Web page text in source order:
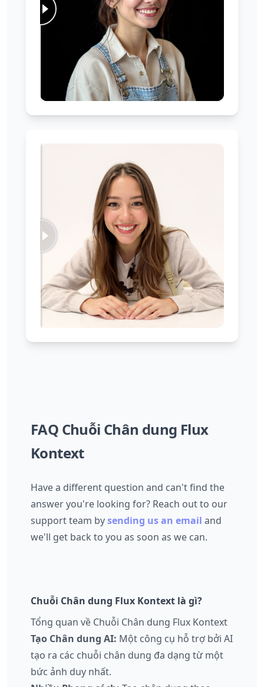
FAQ Chuỗi Chân dung Flux
Kontext
Have a different question and can't find the
answer you're looking for? Reach out to our
support team bysending us an email and
we'll get back to you as soon as we can.
Chuỗi Chân dung Flux Kontext là gì?
Tổng quan về Chuỗi Chân dung Flux Kontext
Tạo Chân dung AI: Một công cụ hỗ trợ bởi AI
tạo ra các chuỗi chân dung đa dạng từ một
bức ảnh duy nhất.